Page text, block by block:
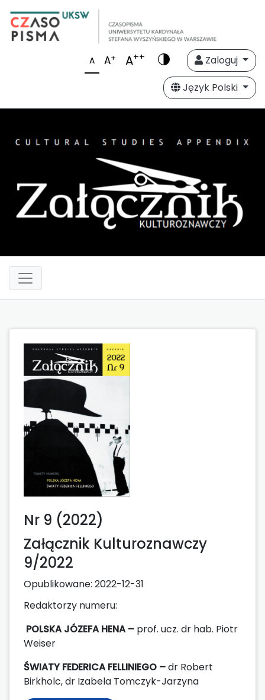
A A+ A++
Zaloguj
Język Polski
Nr 9 (2022)
Załącznik Kulturoznawczy
9/2022
Opublikowane: 2022-12-31
Redaktorzy numeru:
POLSKA JÓZEFA HENA – prof. ucz. dr hab. Piotr
Weiser
ŚWIATY FEDERICA FELLINIEGO –dr Robert
Birkholc, dr Izabela Tomczyk-Jarzyna